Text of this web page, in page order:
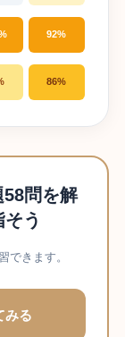
92%
86%
問を解
う
できます。
みる